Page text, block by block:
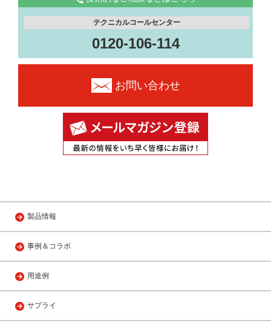
テクニカルコールセンター
0120-106-114
お問い合わせ
製品情報
事例＆コラボ
用途例
サプライ